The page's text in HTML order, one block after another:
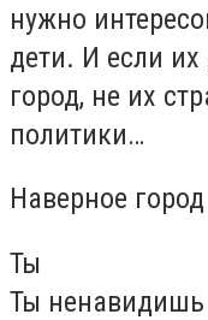
нужно
дети. И если
город, не их
политики…
Наверное
Ты
Ты ненавидишь